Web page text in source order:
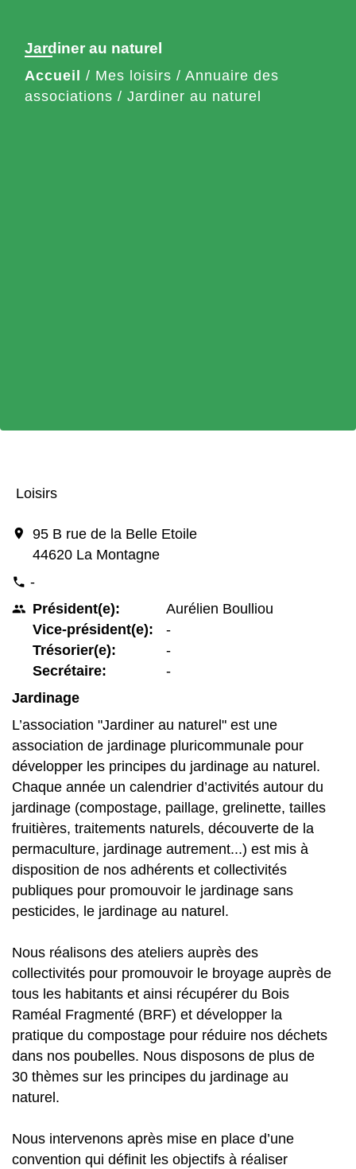
Jardiner au naturel
Accueil / Mes loisirs / Annuaire des
associations / Jardiner au naturel
Loisirs
location_on
95 B rue de la Belle Etoile
44620 La Montagne
phone -
people Président(e):
Vice-président(e):
Trésorier(e):
Secrétaire:
Aurélien Boulliou
-
-
-
Jardinage
L’association "Jardiner au naturel" est une
association de jardinage pluricommunale pour
développer les principes du jardinage au naturel.
Chaque année un calendrier d’activités autour du
jardinage (compostage, paillage, grelinette, tailles
fruitières, traitements naturels, découverte de la
permaculture, jardinage autrement...) est mis à
disposition de nos adhérents et collectivités
publiques pour promouvoir le jardinage sans
pesticides, le jardinage au naturel.
Nous réalisons des ateliers auprès des
collectivités pour promouvoir le broyage auprès de
tous les habitants et ainsi récupérer du Bois
Raméal Fragmenté (BRF) et développer la
pratique du compostage pour réduire nos déchets
dans nos poubelles. Nous disposons de plus de
30 thèmes sur les principes du jardinage au
naturel.
Nous intervenons après mise en place d’une
convention qui définit les objectifs à réaliser